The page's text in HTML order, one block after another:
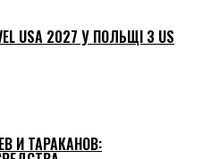
USA 2027 У ПОЛЬЩІ З US
И ТАРАКАНОВ: